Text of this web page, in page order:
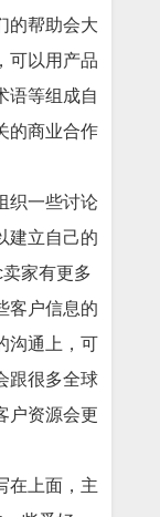
的帮助会大
可以用产品
语等组成自
的商业合作
织一些讨论
建立自己的
家有更多
客户信息的
沟通上，可
跟很多全球
户资源会更
在上面，主